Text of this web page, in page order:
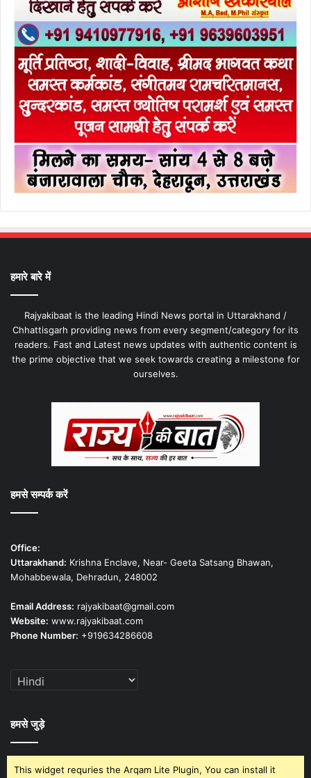
हमारे बारे में
Rajyakibaat is the leading Hindi News portal in Uttarakhand /
Chhattisgarh providing news from every segment/category for its
readers. Fast and Latest news updates with authentic content is
the prime objective that we seek towards creating a milestone for
ourselves.
हमसे सम्पर्क करें
Office:
Uttarakhand: Krishna Enclave, Near- Geeta Satsang Bhawan,
Mohabbewala, Dehradun, 248002
Email Address: rajyakibaat@gmail.com
Website: www.rajyakibaat.com
Phone Number: +919634286608
हमसे जुड़े
This widget requries the Arqam Lite Plugin, You can install it